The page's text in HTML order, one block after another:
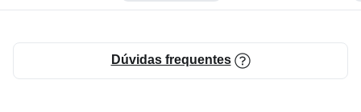
Dúvidas frequentes